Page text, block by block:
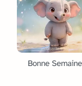
Bonne Semaine